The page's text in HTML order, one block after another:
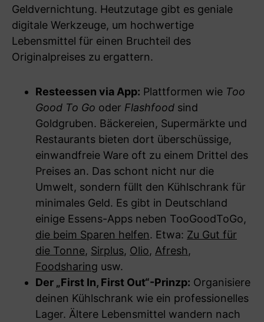
Geldvernichtung. Heutzutage gibt es geniale
digitale Werkzeuge, um hochwertige
Lebensmittel für einen Bruchteil des
Originalpreises zu ergattern.
Resteessen via App: Plattformen wie Too
Good To Go oder Flashfood sind
Goldgruben. Bäckereien, Supermärkte und
Restaurants bieten dort überschüssige,
einwandfreie Ware oft zu einem Drittel des
Preises an. Das schont nicht nur die
Umwelt, sondern füllt den Kühlschrank für
minimales Geld. Es gibt in Deutschland
einige Essens-Apps neben TooGoodToGo,
die beim Sparen helfen. Etwa: Zu Gut für
die Tonne, Sirplus, Olio, Afresh,
Foodsharing usw.
Der „First In, First Out“-Prinzp: Organisiere
deinen Kühlschrank wie ein professionelles
Lager. Ältere Lebensmittel wandern nach